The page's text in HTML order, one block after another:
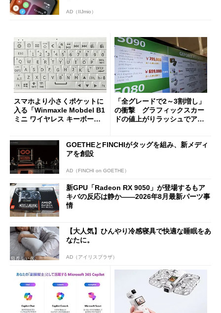
AD（IIJmio）
スマホより小さくポケットに
入る「Winmaxle Mobdel B1
ミニ ワイヤレス キーボー
「全グレードで2～3割増し」
の衝撃 グラフィックスカー
ドの値上がりラッシュでアキ
GOETHEとFINCHIがタッグを組み、新メディ
アを創設
AD（FINCHI on GOETHE）
新GPU「Radeon RX 9050」が登場するもア
キバの反応は静か――2026年8月最新パーツ事
情
【大人気】ひんやり冷感寝具で快適な睡眠をあ
なたに。
AD（アイリスプラザ）